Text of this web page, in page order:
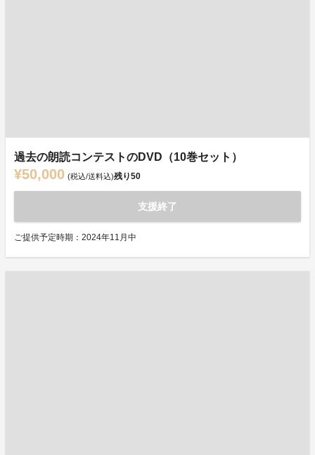
過去の朗読コンテストのDVD（10巻セット）
¥50,000 (税込/送料込)残り50
支援終了
ご提供予定時期：2024年11月中